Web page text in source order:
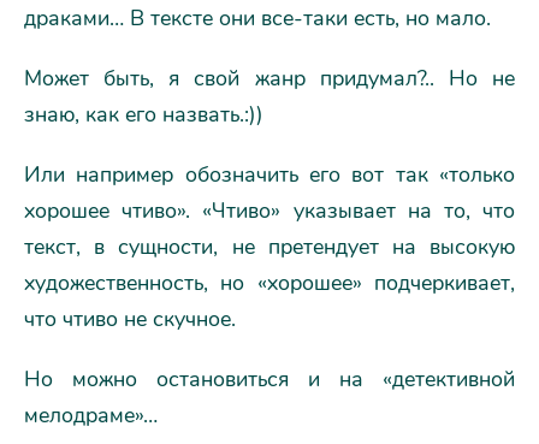
драками… В тексте они все-таки есть, но мало.
Может быть, я свой жанр придумал?.. Но не
знаю, как его назвать.:))
Или например обозначить его вот так «только
хорошее чтиво». «Чтиво» указывает на то, что
текст, в сущности, не претендует на высокую
художественность, но «хорошее» подчеркивает,
что чтиво не скучное.
Но можно остановиться и на «детективной
мелодраме»…